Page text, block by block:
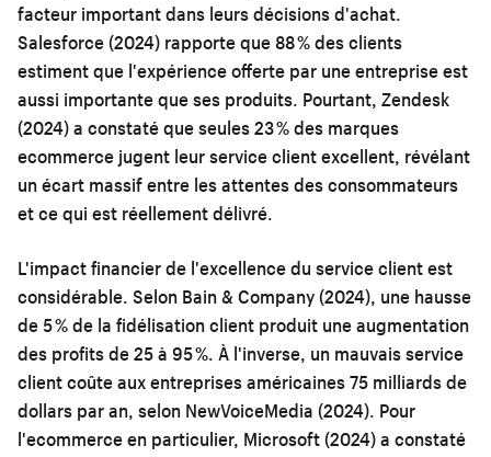
facteur important dans leurs décisions d'achat.
Salesforce (2024) rapporte que 88 % des clients
estiment que l'expérience offerte par une entreprise est
aussi importante que ses produits. Pourtant, Zendesk
(2024) a constaté que seules 23 % des marques
ecommerce jugent leur service client excellent, révélant
un écart massif entre les attentes des consommateurs
et ce qui est réellement délivré.
L'impact financier de l'excellence du service client est
considérable. Selon Bain & Company (2024), une hausse
de 5 % de la fidélisation client produit une augmentation
des profits de 25 à 95 %. À l'inverse, un mauvais service
client coûte aux entreprises américaines 75 milliards de
dollars par an, selon NewVoiceMedia (2024). Pour
l'ecommerce en particulier, Microsoft (2024) a constaté